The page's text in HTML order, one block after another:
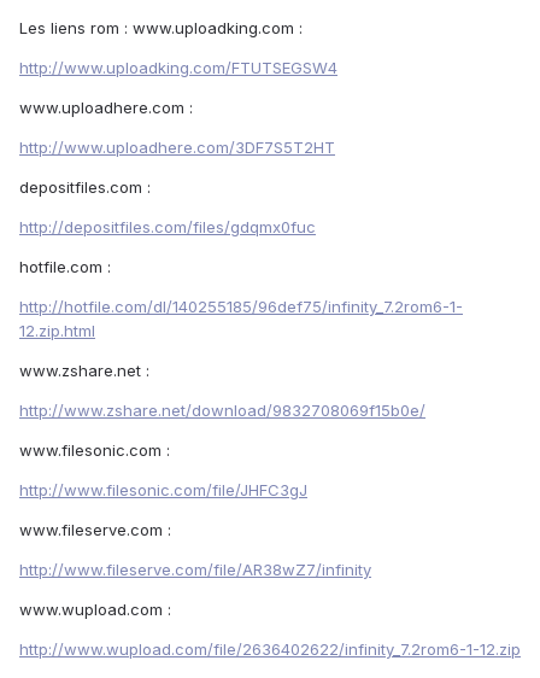
Les liens rom : www.uploadking.com :
http://www.uploadking.com/FTUTSEGSW4
www.uploadhere.com :
http://www.uploadhere.com/3DF7S5T2HT
depositfiles.com :
http://depositfiles.com/files/gdqmx0fuc
hotfile.com :
http://hotfile.com/dl/140255185/96def75/infinity_7.2rom6-1-
12.zip.html
www.zshare.net :
http://www.zshare.net/download/9832708069f15b0e/
www.filesonic.com :
http://www.filesonic.com/file/JHFC3gJ
www.fileserve.com :
http://www.fileserve.com/file/AR38wZ7/infinity
www.wupload.com :
http://www.wupload.com/file/2636402622/infinity_7.2rom6-1-12.zip